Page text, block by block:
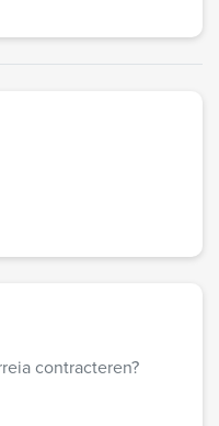
contracteren?